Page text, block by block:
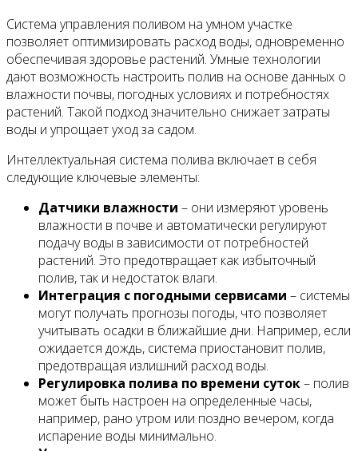
Система управления поливом на умном участке
позволяет оптимизировать расход воды, одновременно
обеспечивая здоровье растений. Умные технологии
дают возможность настроить полив на основе данных о
влажности почвы, погодных условиях и потребностях
растений. Такой подход значительно снижает затраты
воды и упрощает уход за садом.
Интеллектуальная система полива включает в себя
следующие ключевые элементы:
Датчики влажности – они измеряют уровень
влажности в почве и автоматически регулируют
подачу воды в зависимости от потребностей
растений. Это предотвращает как избыточный
полив, так и недостаток влаги.
Интеграция с погодными сервисами – системы
могут получать прогнозы погоды, что позволяет
учитывать осадки в ближайшие дни. Например, если
ожидается дождь, система приостановит полив,
предотвращая излишний расход воды.
Регулировка полива по времени суток– полив
может быть настроен на определенные часы,
например, рано утром или поздно вечером, когда
испарение воды минимально.